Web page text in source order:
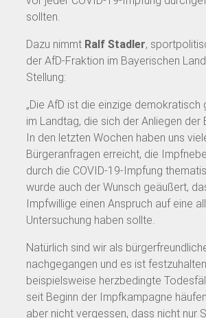
sollten.
Dazu nimmt Ralf Stadler,
der AfD-Fraktion im Bayerischen
Stellung:
„Die AfD ist die einzige demokratisch
im Landtag, die sich der Anliegen der
In den letzten Wochen haben uns
Bürgeranfragen erreicht, die
durch die COVID-19-Impfung
wurde auch der Wunsch geäußert,
Impfwillige einen Anspruch auf eine
Untersuchung haben sollte.
Natürlich sind wir als
nachgegangen und es ist
beispielsweise herzbedingte
seit Beginn der Impfkampagne
aber nicht vergessen, dass nicht nur